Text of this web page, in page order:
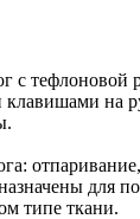
с тефлоновой
на
для
типе ткани.